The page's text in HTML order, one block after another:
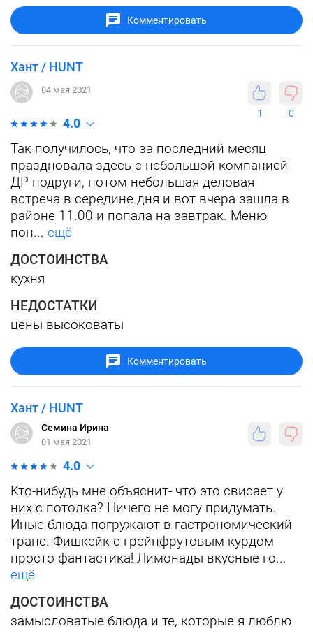
Комментировать
Хант / HUNT
1 0
04 мая 2021
4.0
Так получилось, что за последний месяц
праздновала здесь с небольшой компанией
ДР подруги, потом небольшая деловая
встреча в середине дня и вот вчера зашла в
районе 11.00 и попала на завтрак. Меню
пон... ещё
ДОСТОИНСТВА
кухня
НЕДОСТАТКИ
цены высоковаты
Комментировать
Хант / HUNT
Семина Ирина
01 мая 2021
4.0
Кто-нибудь мне объяснит- что это свисает у
них с потолка? Ничего не могу придумать.
Иные блюда погружают в гастрономический
транс. Фишкейк с грейпфрутовым курдом
просто фантастика! Лимонады вкусные го...
ещё
ДОСТОИНСТВА
замысловатые блюда и те, которые я люблю